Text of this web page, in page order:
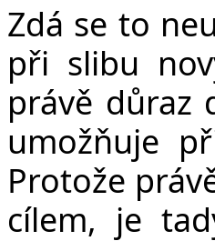
Zdá se to
při slibu
právě důraz
umožňuje
Protože
cílem, je